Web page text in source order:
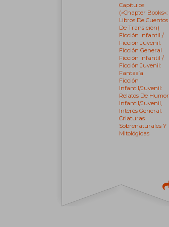
Capítulos
(«chapter Books»:
Libros De Cuentos
De Transición)
Ficción Infantil /
Ficción Juvenil:
Ficción General
Ficción Infantil /
Ficción Juvenil:
Fantasía
Ficción
Infantil/juvenil:
Relatos De Humor
Infantil/juvenil,
Interés General:
Criaturas
Sobrenaturales Y
Mitológicas